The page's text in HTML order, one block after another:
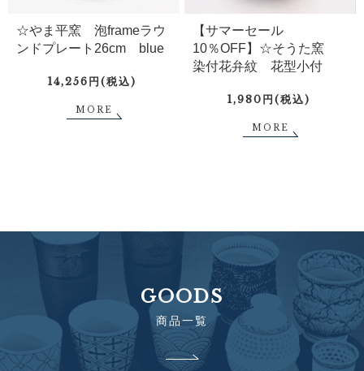
☆やま平窯 泡frameラウ
ンドプレート26cm blue
14,256円(税込)
MORE
【サマーセール
10％OFF】☆そうた窯
染付花弁紋 花型小付
1,980円(税込)
MORE
GOODS
商品一覧